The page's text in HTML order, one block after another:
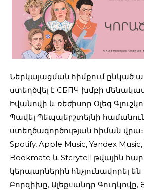
Ներկայացման հիմքում ընկած
ստեղծվել է СБПЧ խմբի
Իվանովի և ռեժիսոր Օլեգ
Պավել Պեպպերշտեյնի
ստեղծագործության հիման վրա։
Spotify, Apple Music, Yandex Music,
Bookmate և Storytell թվային
կերպարներին հնչյունավորել են
Բորզիխը, Ալեքսանդր